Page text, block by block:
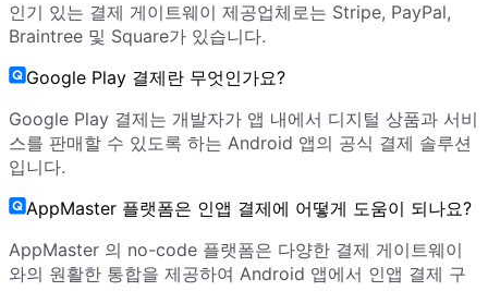
인기 있는 결제 게이트웨이 제공업체로는 Stripe, PayPal,
Braintree 및 Square가 있습니다.
Google Play 결제란 무엇인가요?
Google Play 결제는 개발자가 앱 내에서 디지털 상품과 서비
스를 판매할 수 있도록 하는 Android 앱의 공식 결제 솔루션
입니다.
AppMaster 플랫폼은 인앱 결제에 어떻게 도움이 되나요?
AppMaster 의 no-code 플랫폼은 다양한 결제 게이트웨이
와의 원활한 통합을 제공하여 Android 앱에서 인앱 결제 구